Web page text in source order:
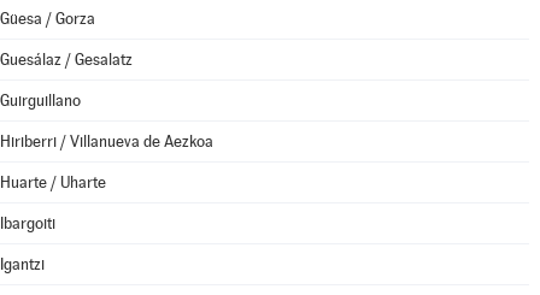
Güesa / Gorza
Guesálaz / Gesalatz
Guirguillano
Hiriberri / Villanueva de Aezkoa
Huarte / Uharte
Ibargoiti
Igantzi